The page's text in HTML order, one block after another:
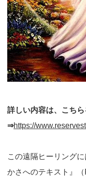
詳しい内容は、こち
⇒https://
この遠隔ヒーリング
かさへのテキスト』